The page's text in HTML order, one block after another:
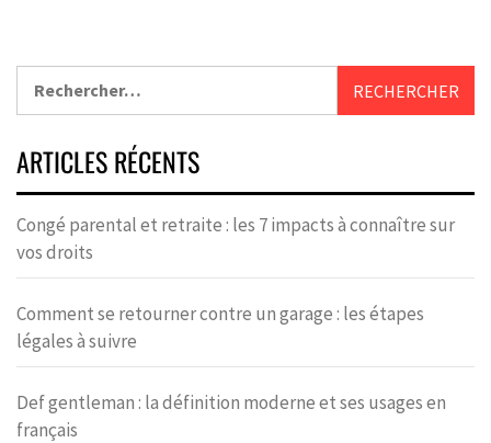
ARTICLES RÉCENTS
Congé parental et retraite : les 7 impacts à connaître sur
vos droits
Comment se retourner contre un garage : les étapes
légales à suivre
Def gentleman : la définition moderne et ses usages en
français